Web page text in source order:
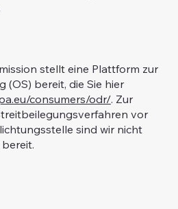
stellt eine Plattform zur
(OS) bereit, die Sie hier
consumers/odr/. Zur
vor
sind wir nicht